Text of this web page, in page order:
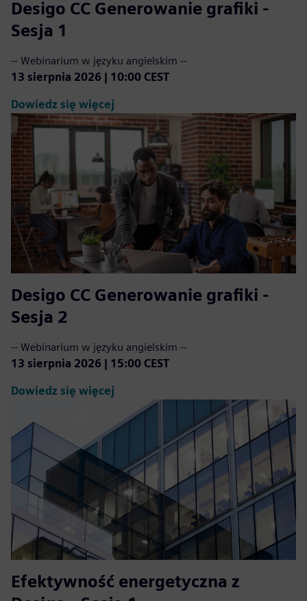
Desigo CC Generowanie grafiki -
Sesja 1
-- Webinarium w języku angielskim --
13 sierpnia 2026 | 10:00 CEST
Dowiedz się więcej
Desigo CC Generowanie grafiki -
Sesja 2
-- Webinarium w języku angielskim --
13 sierpnia 2026 | 15:00 CEST
Dowiedz się więcej
Efektywność energetyczna z